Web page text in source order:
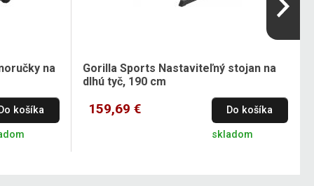
na
Do košíka
Gorilla Sports Nastaviteľný stojan na
dlhú tyč, 190 cm
159,69 € Do košíka
skladom